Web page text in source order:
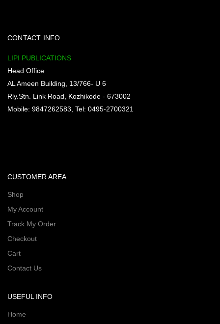
CONTACT INFO
LIPI PUBLICATIONS
Head Office
AL Ameen Building, 13/766- U 6
Rly.Stn. Link Road, Kozhikode - 673002
Mobile: 9847262583, Tel: 0495-2700321
CUSTOMER AREA
Shop
My Account
Track My Order
Checkout
Cart
Contact Us
USEFUL INFO
Home